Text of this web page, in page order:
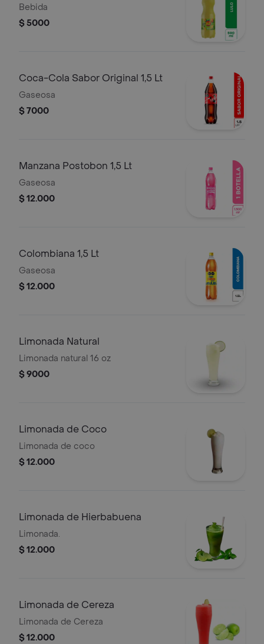
Bebida
$ 5000
Coca-Cola Sabor Original 1,5 Lt
Gaseosa
$ 7000
Manzana Postobon 1,5 Lt
Gaseosa
$ 12.000
Colombiana 1,5 Lt
Gaseosa
$ 12.000
Limonada Natural
Limonada natural 16 oz
$ 9000
Limonada de Coco
Limonada de coco
$ 12.000
Limonada de Hierbabuena
Limonada.
$ 12.000
Limonada de Cereza
Limonada de Cereza
$ 12.000